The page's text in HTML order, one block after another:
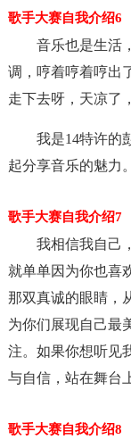
歌手大赛自我介绍6
音乐也是生活
调，哼着哼着哼出
走下去呀，天凉了
我是14特许的
起分享音乐的魅力。
歌手大赛自我介绍7
我相信我自己
就单单因为你也喜
那双真诚的眼睛，
为你们展现自己最
注。如果你想听见
与自信，站在舞台
歌手大赛自我介绍8